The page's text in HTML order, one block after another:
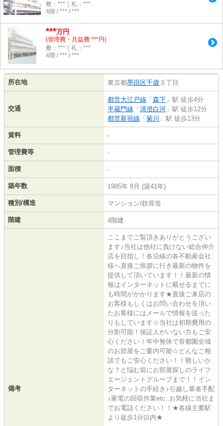
敷：***｜礼：***
4階 / *** / ***
***万円
(管理費・共益費 ***円)
敷：***｜礼：***
4階 / *** / ***
所在地 東京都墨田区千歳 ３丁目
交通
都営大江戸線 「 森下 」駅 徒歩4分
半蔵門線 「 清澄白河 」駅 徒歩12分
都営新宿線 「 菊川 」駅 徒歩13分
賃料 -
管理費等 -
面積 -
築年数 1985年 8月 (築41年)
種別/構造 マンション/鉄骨造
階建 4階建
備考
ここまでご覧頂きありがとうござい
ます♪当社は他社に負けない総合仲介
店を目指し！各沿線の各不動産会社
様へ直接ご挨拶に行き最新の物件を
提供して頂いています！！最新の情
報はインターネットに載せるまでに
も時間がかかります★直接ご来店の
お客様もしくはお問い合わせを頂い
たお客様にはメールで情報を送った
りもしています☆当社は初期費用の
分割可能！保証人がいない方もご安
心ください！年中無休で首都圏全域
のお部屋をご案内可能☆どんなご相
談でもご安心ください！！難しいか
な？と悩む前にお部屋探しのライフ
エージェントグループまで！！イン
ターネットの手続き♪引越し業者手配
♪家電の回収作業etc..お気軽に当社ま
でお電話ください！！★各線主要駅
より徒歩1分以内★